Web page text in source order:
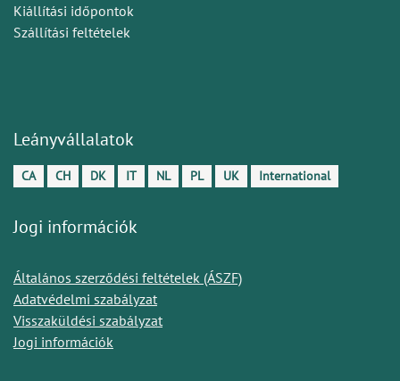
Kiállítási időpontok
Szállítási feltételek
Leányvállalatok
CA CH DK IT NL PL UK International
Jogi információk
Általános szerződési feltételek (ÁSZF)
Adatvédelmi szabályzat
Visszaküldési szabályzat
Jogi információk